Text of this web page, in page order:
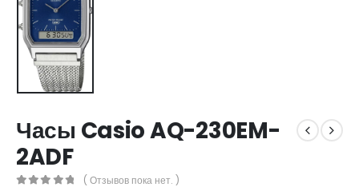
Часы Casio AQ-230EM-
2ADF
( Отзывов пока нет. )